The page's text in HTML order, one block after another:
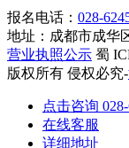
报名电话： 028-
地址：成都市成华
营业执照公示 蜀
版权所有 侵权必究-
点击咨询
在线客服
详细地址